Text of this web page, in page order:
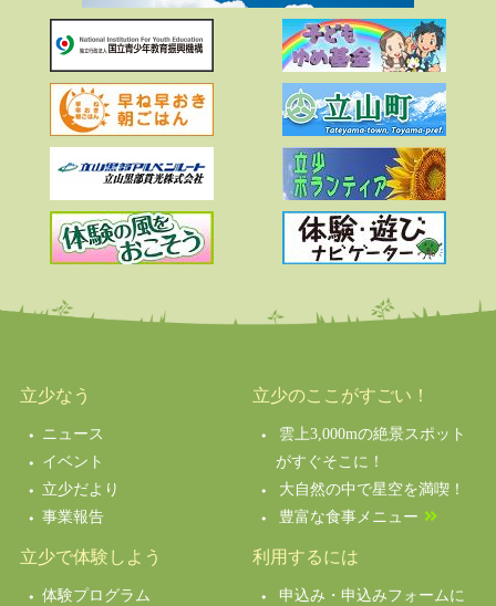
立少なう
ニュース
イベント
立少だより
事業報告
立少のここがすごい！
雲上3,000mの絶景スポット
がすぐそこに！
大自然の中で星空を満喫！
豊富な食事メニュー
立少で体験しよう
体験プログラム
利用するには
申込み・申込みフォームに